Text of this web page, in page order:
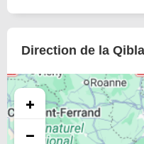
Direction de la
+
−